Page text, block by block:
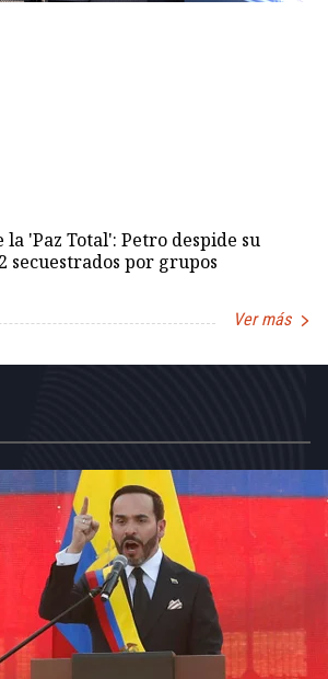
la 'Paz Total': Petro despide su
secuestrados por grupos
Ver más